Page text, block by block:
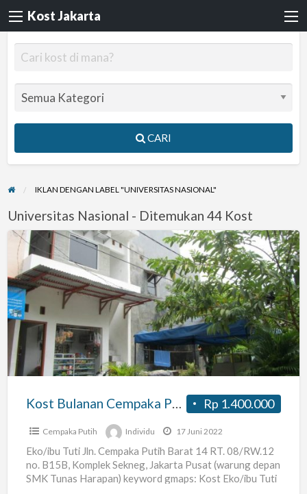
Kost Jakarta
CARI
IKLAN DENGAN LABEL "UNIVERSITAS NASIONAL"
Universitas Nasional - Ditemukan 44 Kost
Kost
Bulanan
Cempaka
Putih
Barat
Rp 1.400.000
Kost Bulanan Cempaka Putih Barat
Cempaka Putih Individu 17 Juni 2022
Eko/ibu Tuti Jln. Cempaka Putih Barat 14 RT. 08/RW.12
no. B15B, Komplek Sekneg, Jakarta Pusat (warung depan
SMK Tunas Harapan) keyword gmaps: Kost Eko/ibu Tuti